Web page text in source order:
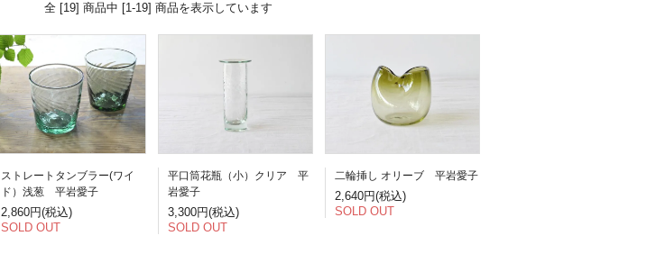
全 [19] 商品中 [1-19] 商品を表示しています
ストレートタンブラー(ワイ
ド）浅葱 平岩愛子
2,860円(税込)
SOLD OUT
平口筒花瓶（小）クリア 平
岩愛子
3,300円(税込)
SOLD OUT
二輪挿し オリーブ 平岩愛子
2,640円(税込)
SOLD OUT